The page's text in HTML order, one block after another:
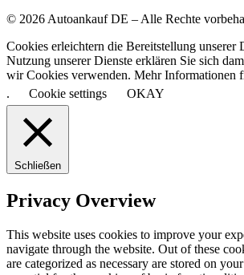
© 2026 Autoankauf DE – Alle Rechte
Cookies erleichtern die Bereitstellung unserer
Nutzung unserer Dienste erklären Sie sich
wir Cookies verwenden. Mehr Informationen
.
Cookie settings OKAY
Schließen
Privacy Overview
This website uses cookies to improve your
navigate through the website. Out of these
are categorized as necessary are stored on